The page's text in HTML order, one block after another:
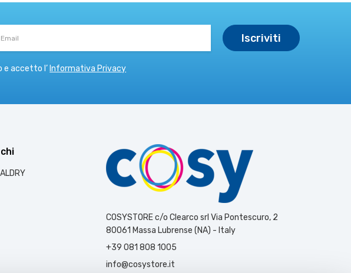
e accetto l’ Informativa Privacy
COSYSTORE c/o Clearco srl Via Pontescuro, 2
80061 Massa Lubrense (NA) - Italy
+39 081 808 1005
info@cosystore.it